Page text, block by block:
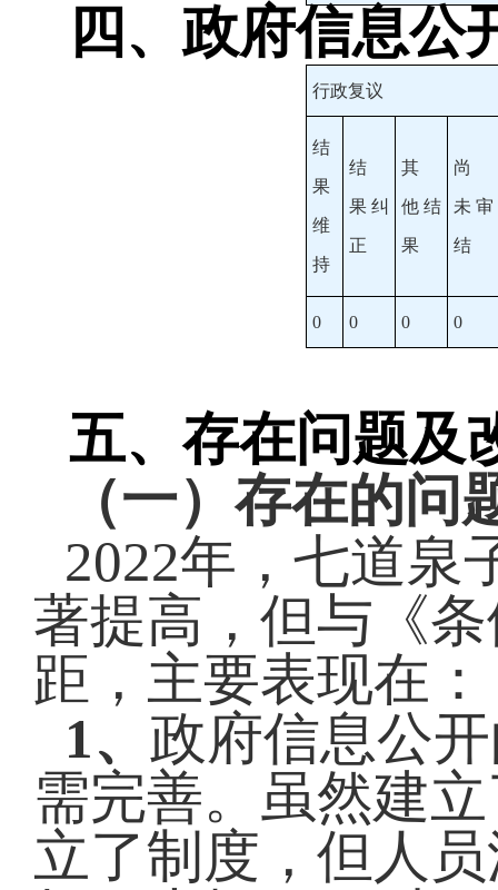
四、政府信息公
行政复议
结
果
维
持
结
果 纠
正
其
他 结
果
尚
未 审
结
0 0 0 0
五、存在问题及
（一）存在的问
2022年， 七道泉
著提高，但与《
距，主要表现在：
1、 政府信息公
需完善。虽然建
立了制度，但人